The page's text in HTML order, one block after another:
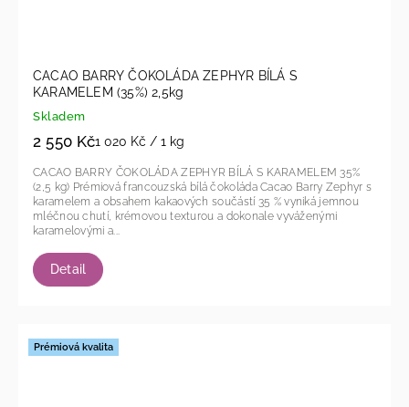
CACAO BARRY ČOKOLÁDA ZEPHYR BÍLÁ S
KARAMELEM (35%) 2,5kg
Skladem
2 550 Kč1 020 Kč / 1 kg
Detail
CACAO BARRY ČOKOLÁDA ZEPHYR BÍLÁ S KARAMELEM 35%
(2,5 kg) Prémiová francouzská bílá čokoláda Cacao Barry Zephyr s
karamelem a obsahem kakaových součástí 35 % vyniká jemnou
mléčnou chutí, krémovou texturou a dokonale vyváženými
karamelovými a...
Prémiová kvalita